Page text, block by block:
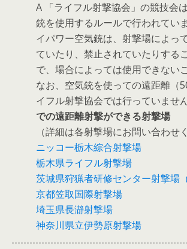
A 「ライフル射撃協会」の競技会
銃を使用するルールで行われてい
イパワー空気銃は、射撃場によっ
ていたり、禁止されていたりする
で、場合によっては使用できない
なお、空気銃を使っての遠距離（
イフル射撃協会では行っていません
での遠距離射撃ができる射撃場
（詳細は各射撃場にお問い合わせ
ニッコー栃木綜合射撃場
栃木県ライフル射撃場
茨城県狩猟者研修センター射撃場
京都笠取国際射撃場
埼玉県長瀞射撃場
神奈川県立伊勢原射撃場